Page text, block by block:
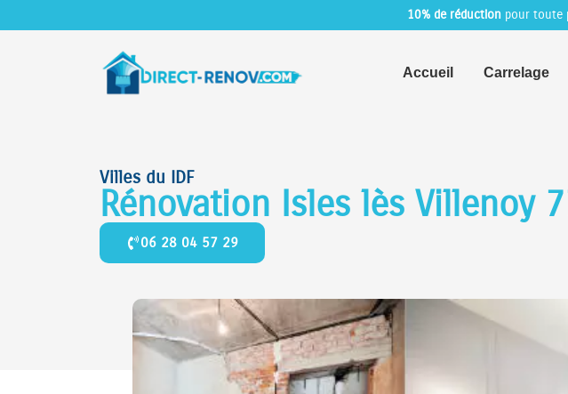
10% de réduction pour toute
Accueil Carrelage
Villes du IDF
Rénovation Isles lès Villenoy
06 28 04 57 29